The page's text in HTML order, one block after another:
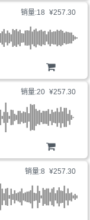
销量:18 ¥257.30
购物车
销量:20 ¥257.30
购物车
销量:8 ¥257.30